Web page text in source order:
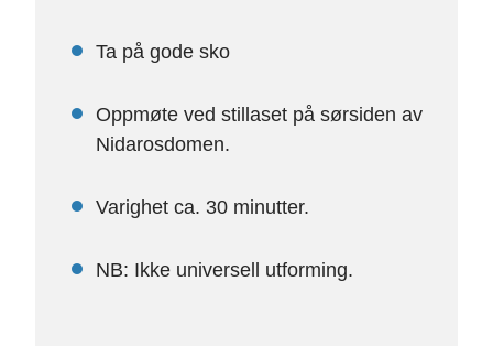
Ta på gode sko
Oppmøte ved stillaset på sørsiden av
Nidarosdomen.
Varighet ca. 30 minutter.
NB: Ikke universell utforming.